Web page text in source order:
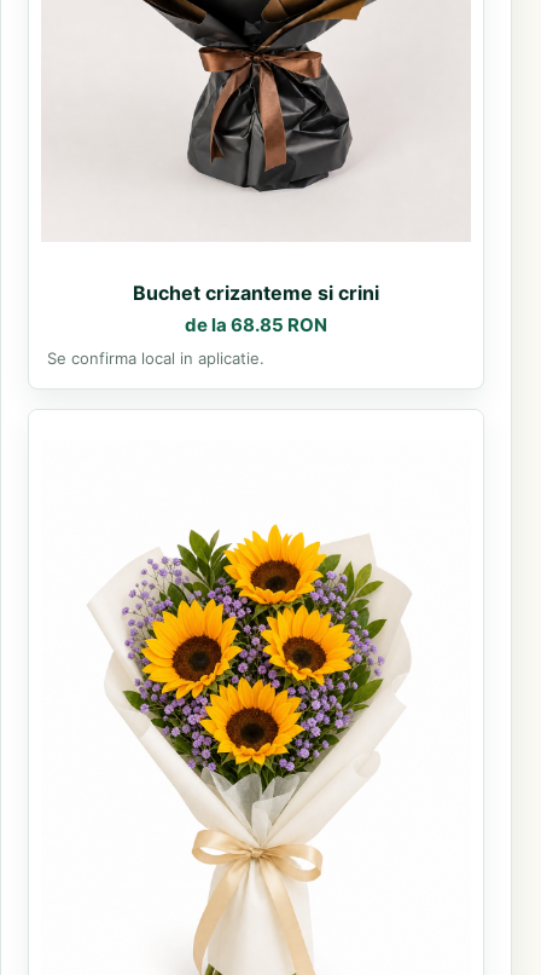
Buchet crizanteme si crini
de la 68.85 RON
Se confirma local in aplicatie.